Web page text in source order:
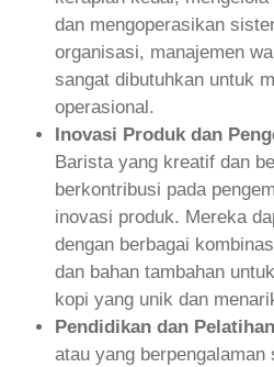
dan mengoperasikan
organisasi, manajemen
sangat dibutuhkan untuk
operasional.
Inovasi Produk dan
Barista yang kreatif dan
berkontribusi pada
inovasi produk. Mereka
dengan berbagai
dan bahan tambahan
kopi yang unik dan
Pendidikan dan
atau yang